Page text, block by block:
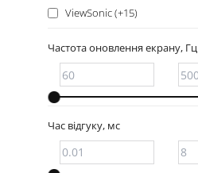
ViewSonic (+15)
ASRock (+10)
Vinga (+8)
Dahua (+6)
Verbatim (+6)
GameMax (+5)
ProLogix (+5)
Частота оновлення екрану, Гц
Час відгуку, мс